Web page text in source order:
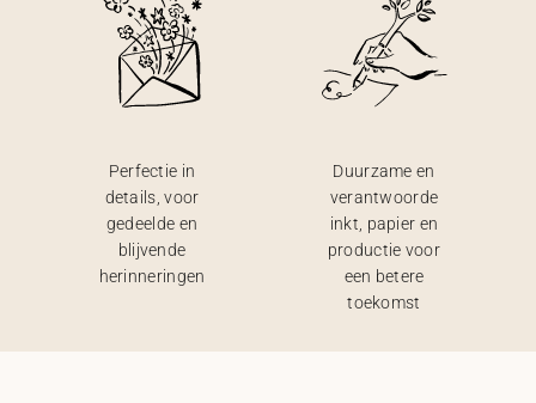
Perfectie in
details, voor
gedeelde en
blijvende
herinneringen
Duurzame en
verantwoorde
inkt, papier en
productie voor
een betere
toekomst